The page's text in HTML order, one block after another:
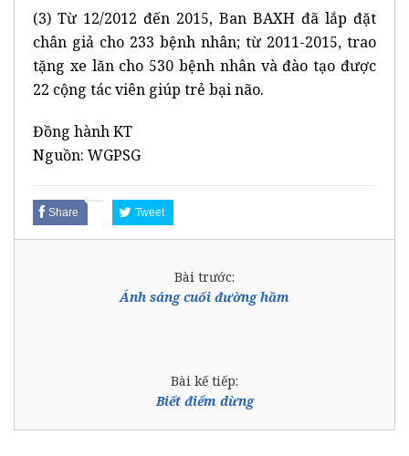
(3) Từ 12/2012 đến 2015, Ban BAXH đã lắp đặt
chân giả cho 233 bệnh nhân; từ 2011-2015, trao
tặng xe lăn cho 530 bệnh nhân và đào tạo được
22 cộng tác viên giúp trẻ bại não.
Đồng hành KT
Nguồn: WGPSG
Share Tweet
Bài trước:
Ánh sáng cuối đường hầm
Bài kế tiếp:
Biết điểm dừng